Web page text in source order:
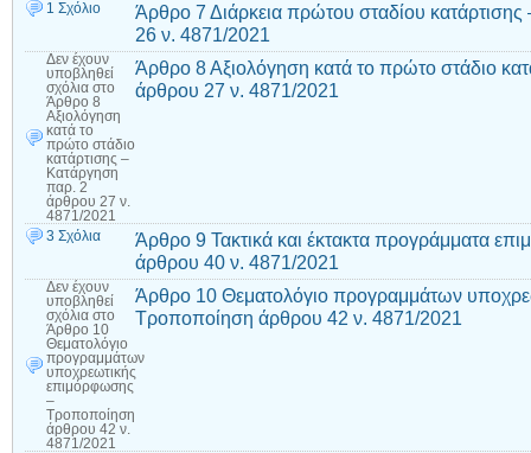
1 Σχόλιο
Άρθρο 7 Διάρκεια πρώτου σταδίου
26 ν. 4871/2021
Δεν έχουν
υποβληθεί
σχόλια στο
Άρθρο 8
Αξιολόγηση
κατά το
πρώτο στάδιο
κατάρτισης –
Κατάργηση
παρ. 2
άρθρου 27 ν.
4871/2021
Άρθρο 8 Αξιολόγηση κατά το πρώτο στάδιο
άρθρου 27 ν. 4871/2021
3 Σχόλια
Άρθρο 9 Τακτικά και έκτακτα προγράμματα
άρθρου 40 ν. 4871/2021
Δεν έχουν
υποβληθεί
σχόλια στο
Άρθρο 10
Θεματολόγιο
προγραμμάτων
υποχρεωτικής
επιμόρφωσης
–
Τροποποίηση
άρθρου 42 ν.
4871/2021
Άρθρο 10 Θεματολόγιο προγραμμάτων
Τροποποίηση άρθρου 42 ν. 4871/2021